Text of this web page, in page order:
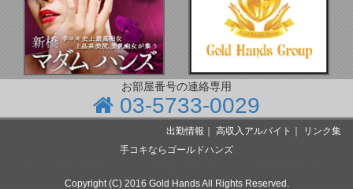
お部屋番号の連絡専用
03-5733-0029
出勤情報 ｜ 高収入アルバイト ｜
リンク集
手コキならゴールドハンズ
Copyright (C) 2016 Gold Hands All Rights Reserved.